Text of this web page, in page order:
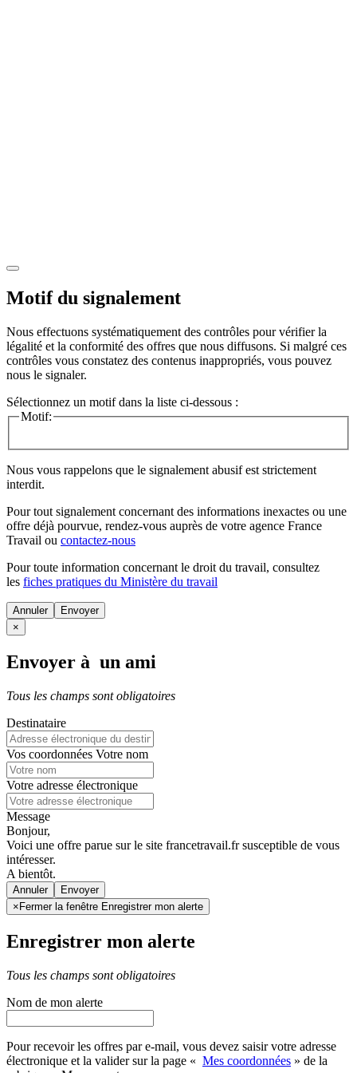
Motif du signalement
Nous effectuons systématiquement des contrôles pour vérifier la
légalité et la conformité des offres que nous diffusons. Si malgré ces
contrôles vous constatez des contenus inappropriés, vous pouvez
nous le signaler.
Sélectionnez un motif dans la liste ci-dessous :
Motif:
Nous vous rappelons que le signalement abusif est strictement
interdit.
Pour tout signalement concernant des informations inexactes ou une
offre déjà pourvue, rendez-vous auprès de votre agence France
Travail ou contactez-nous
Pour toute information concernant le droit du travail, consultez
les fiches pratiques du Ministère du travail
Annuler
×
Envoyer à un ami
Tous les champs sont obligatoires
Destinataire
Vos coordonnées Votre nom
Votre adresse électronique
Message
Bonjour,
Voici une offre parue sur le site francetravail.fr susceptible de vous
intéresser.
A bientôt.
Annuler
× Fermer la fenêtre Enregistrer mon alerte
Enregistrer mon alerte
Tous les champs sont obligatoires
Nom de mon alerte
Pour recevoir les offres par e-mail, vous devez saisir votre adresse
électronique et la valider sur la page « Mes coordonnées » de la